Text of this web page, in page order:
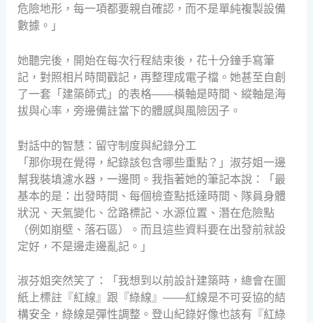
危險地形，每一項都要親自確認，而不是單純複製設備
數據。」
她聽完後，開始在每次行程結束後，花十分鐘手寫筆
記，對照相片時間戳記，再整理成電子檔。她甚至自創
了一套「建築師式」的表格——橫軸是時間、縱軸是海
拔與心率，旁邊備註當下的體感與風險因子。
對話中的智慧：留守制度與紀錄分工
「那你現在覺得，紀錄該包含哪些重點？」淑芬姐一邊
幫我裝填濾水器，一邊問。我指著她的筆記本說：「最
基本的是：出發時間、每個檢查點抵達時間、隊員身體
狀況、天氣變化、岔路標記、水源位置、潛在危險點
（例如崩壁、落石區）。而且這些資料要在出發前就設
定好，不是邊走邊亂記。」
淑芬姐突然笑了：「我想到以前設計建築時，總會在圖
紙上標註『紅線』跟『綠線』——紅線是不可妥協的結
構安全，綠線是彈性調整。登山紀錄好像也該有『紅綠